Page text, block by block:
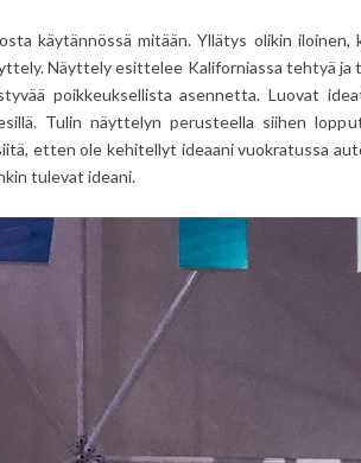
käytännössä mitään. Yllätys olikin iloinen,
Näyttely esittelee Kaliforniassa tehtyä ja
poikkeuksellista asennetta. Luovat
Tulin näyttelyn perusteella siihen
etten ole kehitellyt ideaani vuokratussa
tulevat ideani.